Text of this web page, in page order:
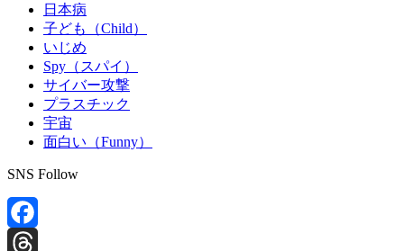
日本病
子ども（Child）
いじめ
Spy（スパイ）
サイバー攻撃
プラスチック
宇宙
面白い（Funny）
SNS Follow
Facebook